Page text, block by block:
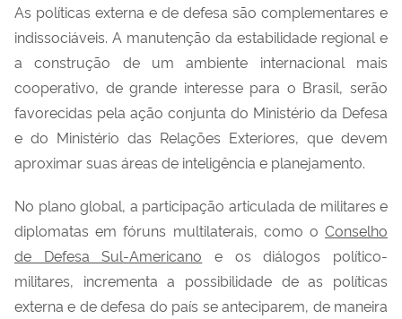
As políticas externa e de defesa são complementares e
indissociáveis. A manutenção da estabilidade regional e
a construção de um ambiente internacional mais
cooperativo, de grande interesse para o Brasil, serão
favorecidas pela ação conjunta do Ministério da Defesa
e do Ministério das Relações Exteriores, que devem
aproximar suas áreas de inteligência e planejamento.
No plano global, a participação articulada de militares e
diplomatas em fóruns multilaterais, como o Conselho
de Defesa Sul-Americano e os diálogos político-
militares, incrementa a possibilidade de as políticas
externa e de defesa do país se anteciparem, de maneira